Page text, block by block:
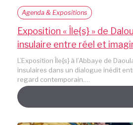
Agenda & Expositions
Exposition « Île{s} » de
insulaire entre réel et
L’Exposition Île{s} à l’Abbaye de
insulaires dans un dialogue inédit
regard contemporain.…